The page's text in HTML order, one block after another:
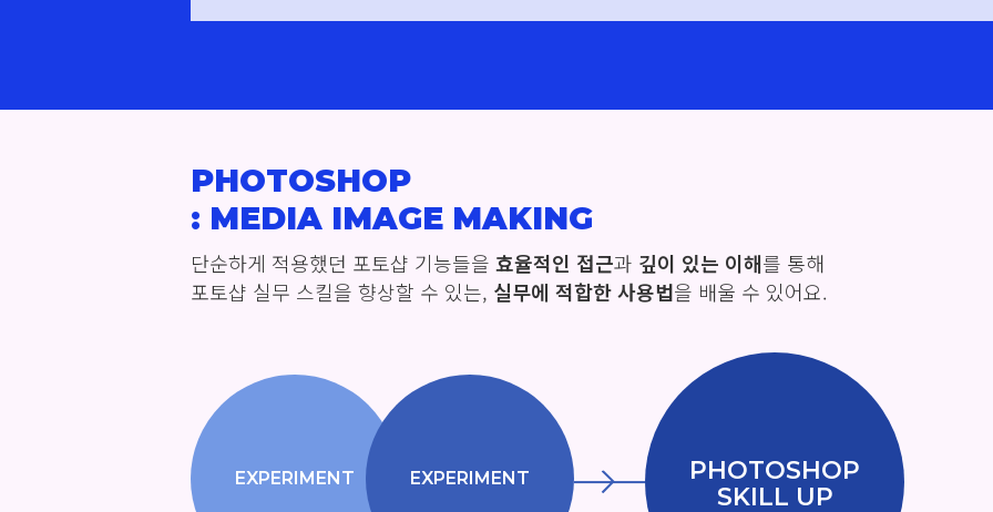
PHOTOSHOP
: MEDIA IMAGE MAKING
단순하게 적용했던 포토샵 기능들을 효율적인 접근과 깊이 있는 이해를 통해
포토샵 실무 스킬을 향상할 수 있는, 실무에 적합한 사용법을 배울 수 있어요.
EXPERIMENT EXPERIMENT
PHOTOSHOP
SKILL UP